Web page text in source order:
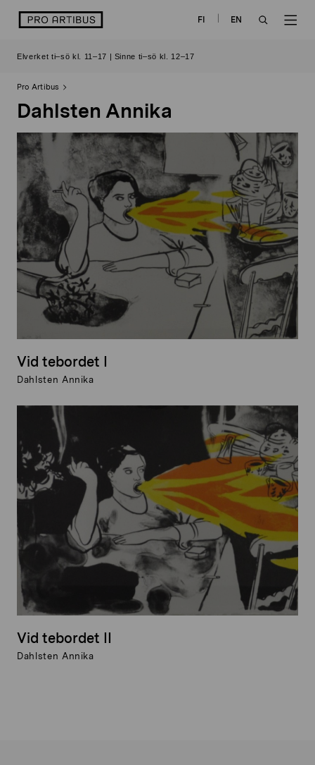
logo FI
EN
Elverket ti–sö kl. 11–17 | Sinne ti–sö kl. 12–17
Pro Artibus
Dahlsten Annika
Vid tebordet I
Dahlsten Annika
Vid tebordet II
Dahlsten Annika